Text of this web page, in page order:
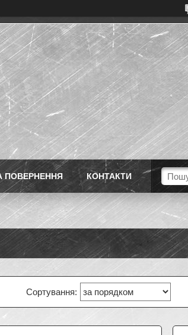
ПОВЕРНЕННЯ КОНТАКТИ